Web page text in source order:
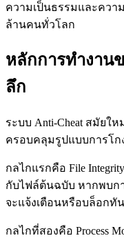
ความเป็นธรรมและควา
ล้านคนทั่วโลก
หลักการทำงาน
ลึก
ระบบ Anti-Cheat สมัยใ
ครอบคลุมรูปแบบการโ
กลไกแรกคือ File
กับไฟล์ต้นฉบับ หากพบก
จะแจ้งเตือนหรือบล็อกทั
กลไกที่สองคือ Process